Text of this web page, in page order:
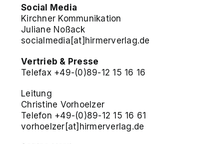
Social Media
Kirchner Kommunikation
Juliane Noßack
socialmedia[at]hirmerverlag.de
Vertrieb & Presse
Telefax +49-(0)89-12 15 16 16
Leitung
Christine Vorhoelzer
Telefon +49-(0)89-12 15 16 61
vorhoelzer[at]hirmerverlag.de